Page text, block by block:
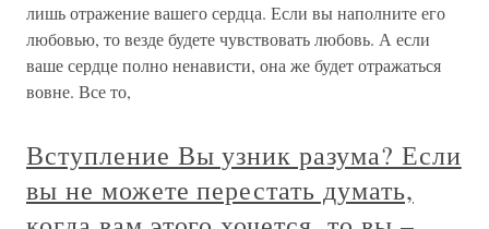
лишь отражение вашего сердца. Если вы наполните его
любовью, то везде будете чувствовать любовь. А если
ваше сердце полно ненависти, она же будет отражаться
вовне. Все то,
Вступление Вы узник разума? Если
вы не можете перестать думать,